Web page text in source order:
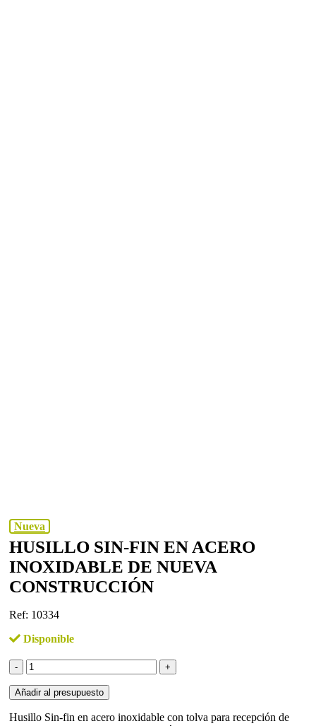
Nueva
HUSILLO SIN-FIN EN ACERO
INOXIDABLE DE NUEVA
CONSTRUCCIÓN
Ref: 10334
Disponible
Husillo
sin-
fin
en
acero
Añadir al presupuesto
Husillo Sin-fin en acero inoxidable con tolva para recepción de